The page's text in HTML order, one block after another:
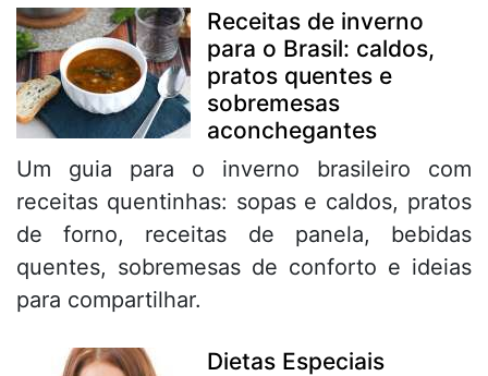
Receitas de inverno
para o Brasil: caldos,
pratos quentes e
sobremesas
aconchegantes
Um guia para o inverno brasileiro com
receitas quentinhas: sopas e caldos, pratos
de forno, receitas de panela, bebidas
quentes, sobremesas de conforto e ideias
para compartilhar.
Dietas Especiais